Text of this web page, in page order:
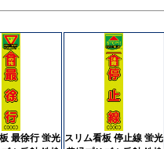
最徐行 蛍光 スリム看板 停止線 蛍光